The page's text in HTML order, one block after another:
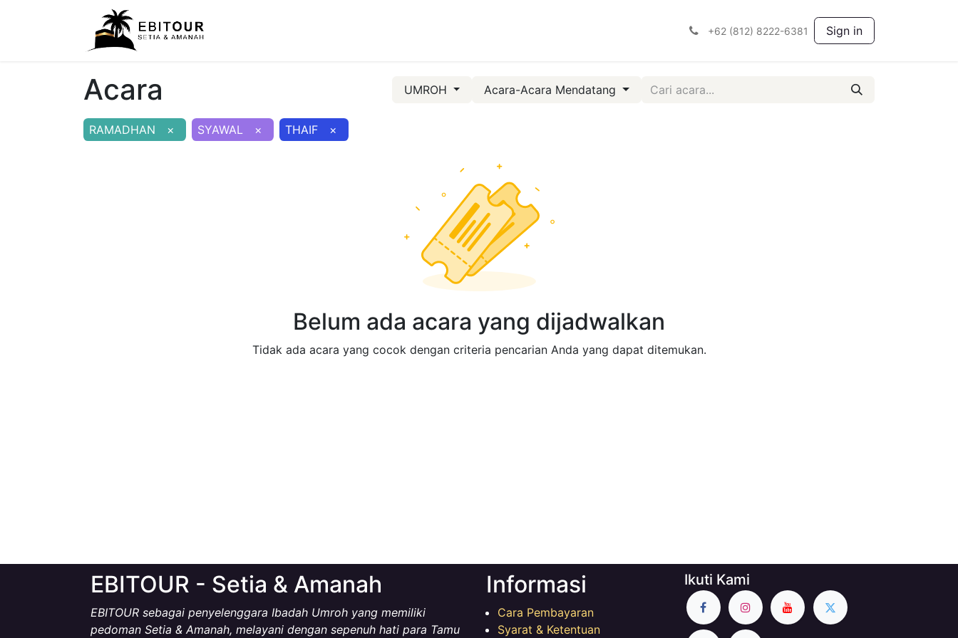
+62 (812) 8222-6381 Sign in
Acara UMROH Acara-Acara Mendatang
RAMADHAN × SYAWAL × THAIF ×
Belum ada acara yang dijadwalkan
Tidak ada acara yang cocok dengan criteria pencarian Anda yang dapat ditemukan.
EBITOUR - Setia & Amanah
EBITOUR sebagai penyelenggara Ibadah Umroh yang memiliki
pedoman Setia & Amanah, melayani dengan sepenuh hati para Tamu
Informasi
Cara Pembayaran
Syarat & Ketentuan
Ikuti Kami